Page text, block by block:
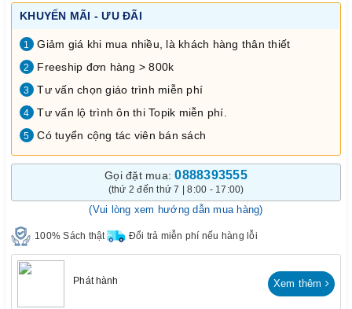
KHUYẾN MÃI - ƯU ĐÃI
1 Giảm giá khi mua nhiều, là khách hàng thân thiết
2 Freeship đơn hàng > 800k
3 Tư vấn chọn giáo trình miễn phí
4 Tư vấn lộ trình ôn thi Topik miễn phí.
5 Có tuyển cộng tác viên bán sách
Gọi đặt mua:0888393555
(thứ 2 đến thứ 7 | 8:00 - 17:00)
(Vui lòng xem hướng dẫn mua hàng)
100% Sách thật Đổi trả miễn phí nếu hàng lỗi
Phát hành Xem thêm